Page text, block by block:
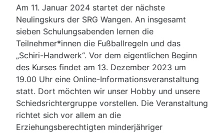
Am 11. Januar 2024 startet der nächste
Neulingskurs der SRG Wangen. An insgesamt
sieben Schulungsabenden lernen die
Teilnehmer*innen die Fußballregeln und das
„Schiri-Handwerk“. Vor dem eigentlichen Beginn
des Kurses findet am 13. Dezember 2023 um
19.00 Uhr eine Online-Informationsveranstaltung
statt. Dort möchten wir unser Hobby und unsere
Schiedsrichtergruppe vorstellen. Die Veranstaltung
richtet sich vor allem an die
Erziehungsberechtigten minderjähriger